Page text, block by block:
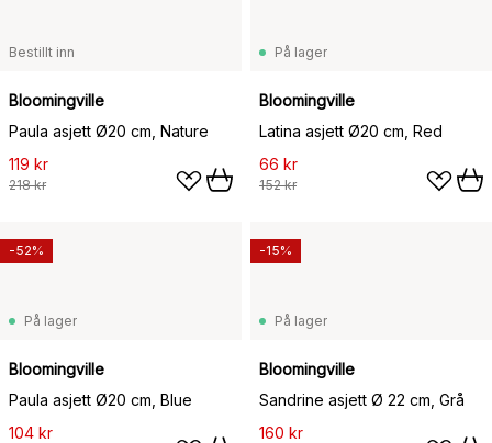
Bestillt inn
Bloomingville
Paula asjett Ø20 cm, Nature
119 kr
218 kr
På lager
Bloomingville
Latina asjett Ø20 cm, Red
66 kr
152 kr
På lager
Bloomingville
Paula asjett Ø20 cm, Blue
104 kr
-52%
På lager
Bloomingville
Sandrine asjett Ø 22 cm, Grå
160 kr
-15%